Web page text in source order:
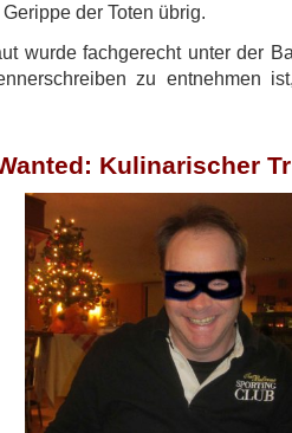
der Toten übrig.
wurde fachgerecht unter der
zu entnehmen
Kulinarischer